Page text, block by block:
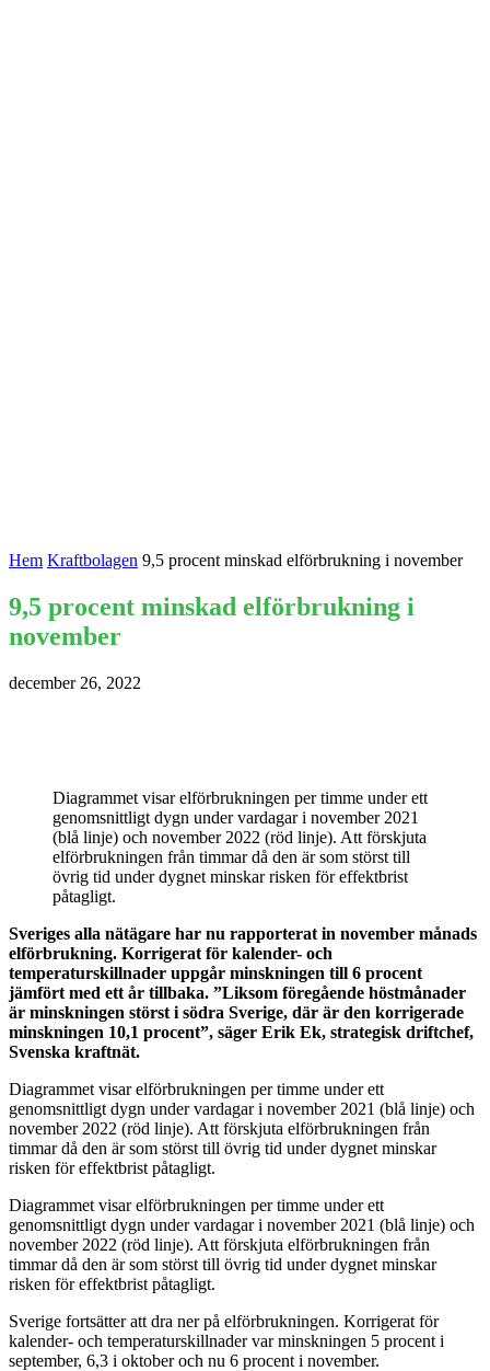
Hem Kraftbolagen 9,5 procent minskad elförbrukning i november
9,5 procent minskad elförbrukning i
november
december 26, 2022
Diagrammet visar elförbrukningen per timme under ett
genomsnittligt dygn under vardagar i november 2021
(blå linje) och november 2022 (röd linje). Att förskjuta
elförbrukningen från timmar då den är som störst till
övrig tid under dygnet minskar risken för effektbrist
påtagligt.
Sveriges alla nätägare har nu rapporterat in november månads
elförbrukning. Korrigerat för kalender- och
temperaturskillnader uppgår minskningen till 6 procent
jämfört med ett år tillbaka. ”Liksom föregående höstmånader
är minskningen störst i södra Sverige, där är den korrigerade
minskningen 10,1 procent”, säger Erik Ek, strategisk driftchef,
Svenska kraftnät.
Diagrammet visar elförbrukningen per timme under ett
genomsnittligt dygn under vardagar i november 2021 (blå linje) och
november 2022 (röd linje). Att förskjuta elförbrukningen från
timmar då den är som störst till övrig tid under dygnet minskar
risken för effektbrist påtagligt.
Diagrammet visar elförbrukningen per timme under ett
genomsnittligt dygn under vardagar i november 2021 (blå linje) och
november 2022 (röd linje). Att förskjuta elförbrukningen från
timmar då den är som störst till övrig tid under dygnet minskar
risken för effektbrist påtagligt.
Sverige fortsätter att dra ner på elförbrukningen. Korrigerat för
kalender- och temperaturskillnader var minskningen 5 procent i
september, 6,3 i oktober och nu 6 procent i november.